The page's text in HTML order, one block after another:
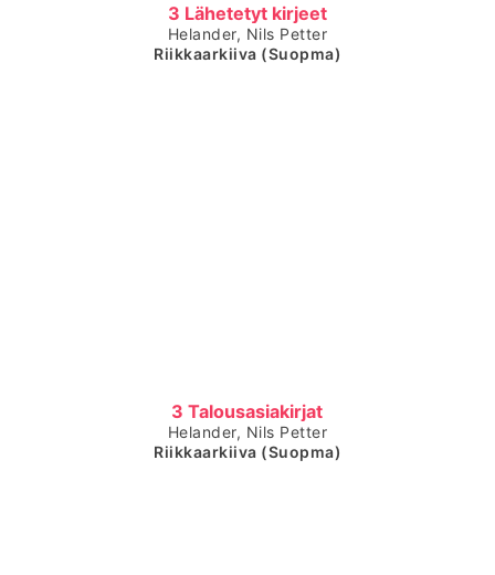
3 Lähetetyt kirjeet
Čájet dárkkes dieđuid
Helander, Nils Petter
Riikkaarkiiva (Suopma)
3 Talousasiakirjat
Čájet dárkkes dieđuid
Helander, Nils Petter
Riikkaarkiiva (Suopma)